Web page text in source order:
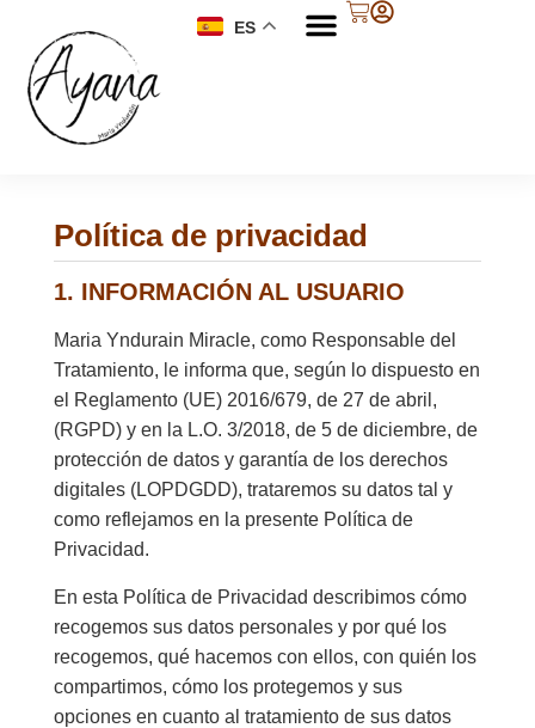
ES
Política de privacidad
1. INFORMACIÓN AL USUARIO
Maria Yndurain Miracle, como Responsable del
Tratamiento, le informa que, según lo dispuesto en
el Reglamento (UE) 2016/679, de 27 de abril,
(RGPD) y en la L.O. 3/2018, de 5 de diciembre, de
protección de datos y garantía de los derechos
digitales (LOPDGDD), trataremos su datos tal y
como reflejamos en la presente Política de
Privacidad.
En esta Política de Privacidad describimos cómo
recogemos sus datos personales y por qué los
recogemos, qué hacemos con ellos, con quién los
compartimos, cómo los protegemos y sus
opciones en cuanto al tratamiento de sus datos